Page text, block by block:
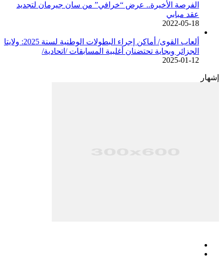
الفرصة الأخيرة.. عرض “خرافي” من سان جيرمان لتجديد
عقد مبابي
2022-05-18
ألعاب القوى/ أماكن إجراء البطولات الوطنية لسنة 2025: ولايتا
الجزائر وبجاية تحتضنان أغلبية المسابقات /اتحادية/
2025-01-12
إشهار